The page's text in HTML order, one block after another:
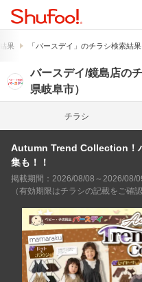
果 「バースデイ」のチラシ検索結果
バースデイ/鏡島店の
県岐阜市）
チラシ
Autumn Trend Collection！
集も！！
掲載期間：2026/08/08～2026/08/
（有効期限はチラシの記載をご確認